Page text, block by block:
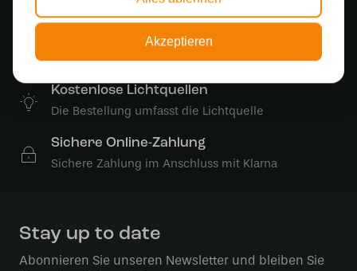
500 m2 großes Lampengeschäft in Rijssen
Kostenloser Versand
Kostenloser Versand in Deutschland ab 99 €
Kostenlose Lichtquellen
Die Bestellung umfasst die Lichtquelle
Sichere Online-Zahlung
Sichere Zahlung im Anschluss mit Klarna
Stay up to date
Abonnieren Sie unseren Newsletter und bleiben Sie
Akzeptieren